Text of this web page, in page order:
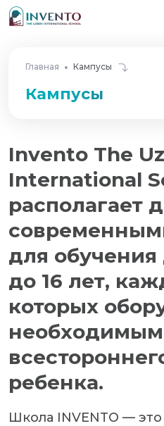
Главная Кампусы
Кампусы
Invento The
International
располагает
для обучения
до 16 лет,
которых
ребенка.
Школа INVENTO —